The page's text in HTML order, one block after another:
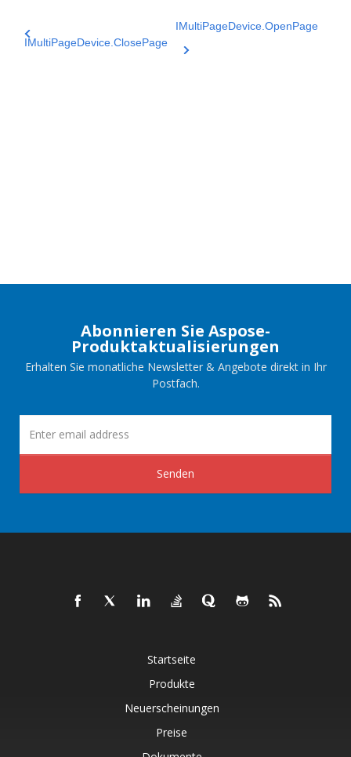
IMultiPageDevice.ClosePage
IMultiPageDevice.OpenPage
Abonnieren Sie Aspose-
Produktaktualisierungen
Erhalten Sie monatliche Newsletter & Angebote direkt in Ihr
Postfach.
Senden
Startseite
Produkte
Neuerscheinungen
Preise